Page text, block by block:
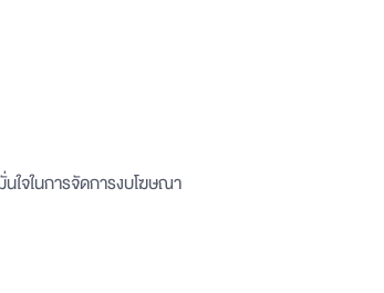
ใจในการจัดการงบโฆษณา